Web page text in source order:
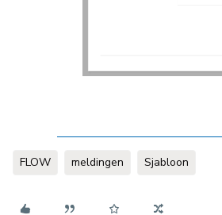
FLOW meldingen Sjabloon